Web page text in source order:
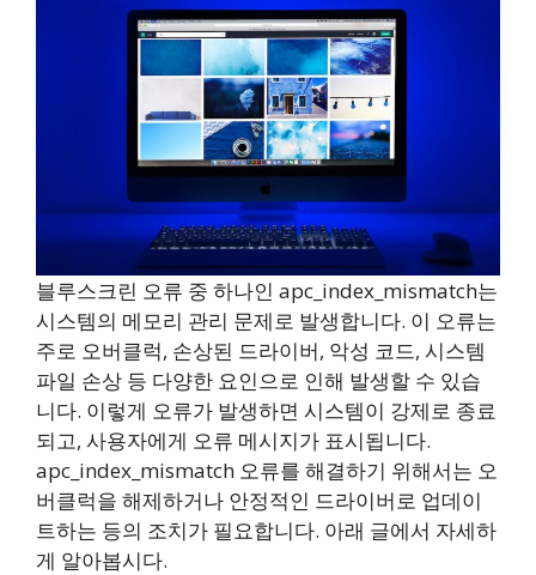
블루스크린 오류 중 하나인 apc_index_mismatch는
시스템의 메모리 관리 문제로 발생합니다. 이 오류는
주로 오버클럭, 손상된 드라이버, 악성 코드, 시스템
파일 손상 등 다양한 요인으로 인해 발생할 수 있습
니다. 이렇게 오류가 발생하면 시스템이 강제로 종료
되고, 사용자에게 오류 메시지가 표시됩니다.
apc_index_mismatch 오류를 해결하기 위해서는 오
버클럭을 해제하거나 안정적인 드라이버로 업데이
트하는 등의 조치가 필요합니다. 아래 글에서 자세하
게 알아봅시다.